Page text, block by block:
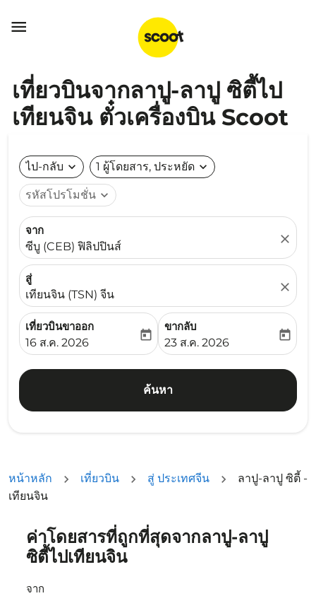

เที่ยวบินจากลาปู-ลาปู ซิตี้ไป
เทียนจิน ตั๋วเครื่องบิน Scoot
ไป-กลับ expand_more 1 ผู้โดยสาร, ประหยัด expand_more
รหัสโปรโมชั่น expand_more
จาก
ซีบู (CEB) ฟิลิปปินส์
close
สู่
เทียนจิน (TSN) จีน
close
เที่ยวบินขาออก
fc-booking-departure-date-aria-label
16 ส.ค. 2026
today
ขากลับ
fc-booking-return-date-
23 ส.ค. 2026
today
ค้นหา
หน้าหลัก เที่ยวบิน สู่ ประเทศจีน
ลาปู-ลาปู ซิตี้ -
เทียนจิน
ค่าโดยสารที่ถูกที่สุดจากลาปู-ลาปู
ซิตี้ไปเทียนจิน
จาก
ลองอัปเดตเส้นทางของคุณ (ต้นทางและ/หรือปลายทาง) หรื